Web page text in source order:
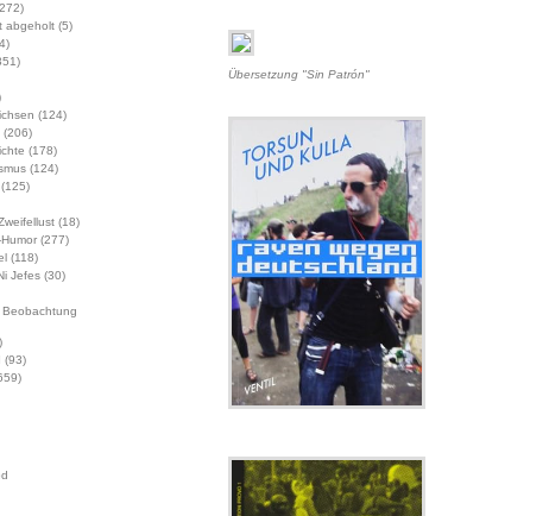
abgeholt(5)
(124)
(206)
(178)
(124)
(18)
(277)
(118)
Jefes(30)
Beobachtung
(93)
Übersetzung "Sin Patrón"